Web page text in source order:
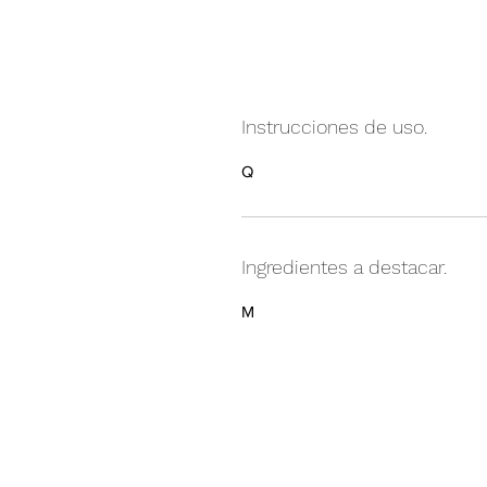
Instrucciones de uso.
Q
Ingredientes a destacar.
M